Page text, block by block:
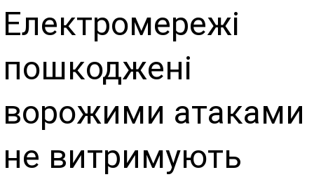
Електромережі
пошкоджені
ворожими атаками
не витримують